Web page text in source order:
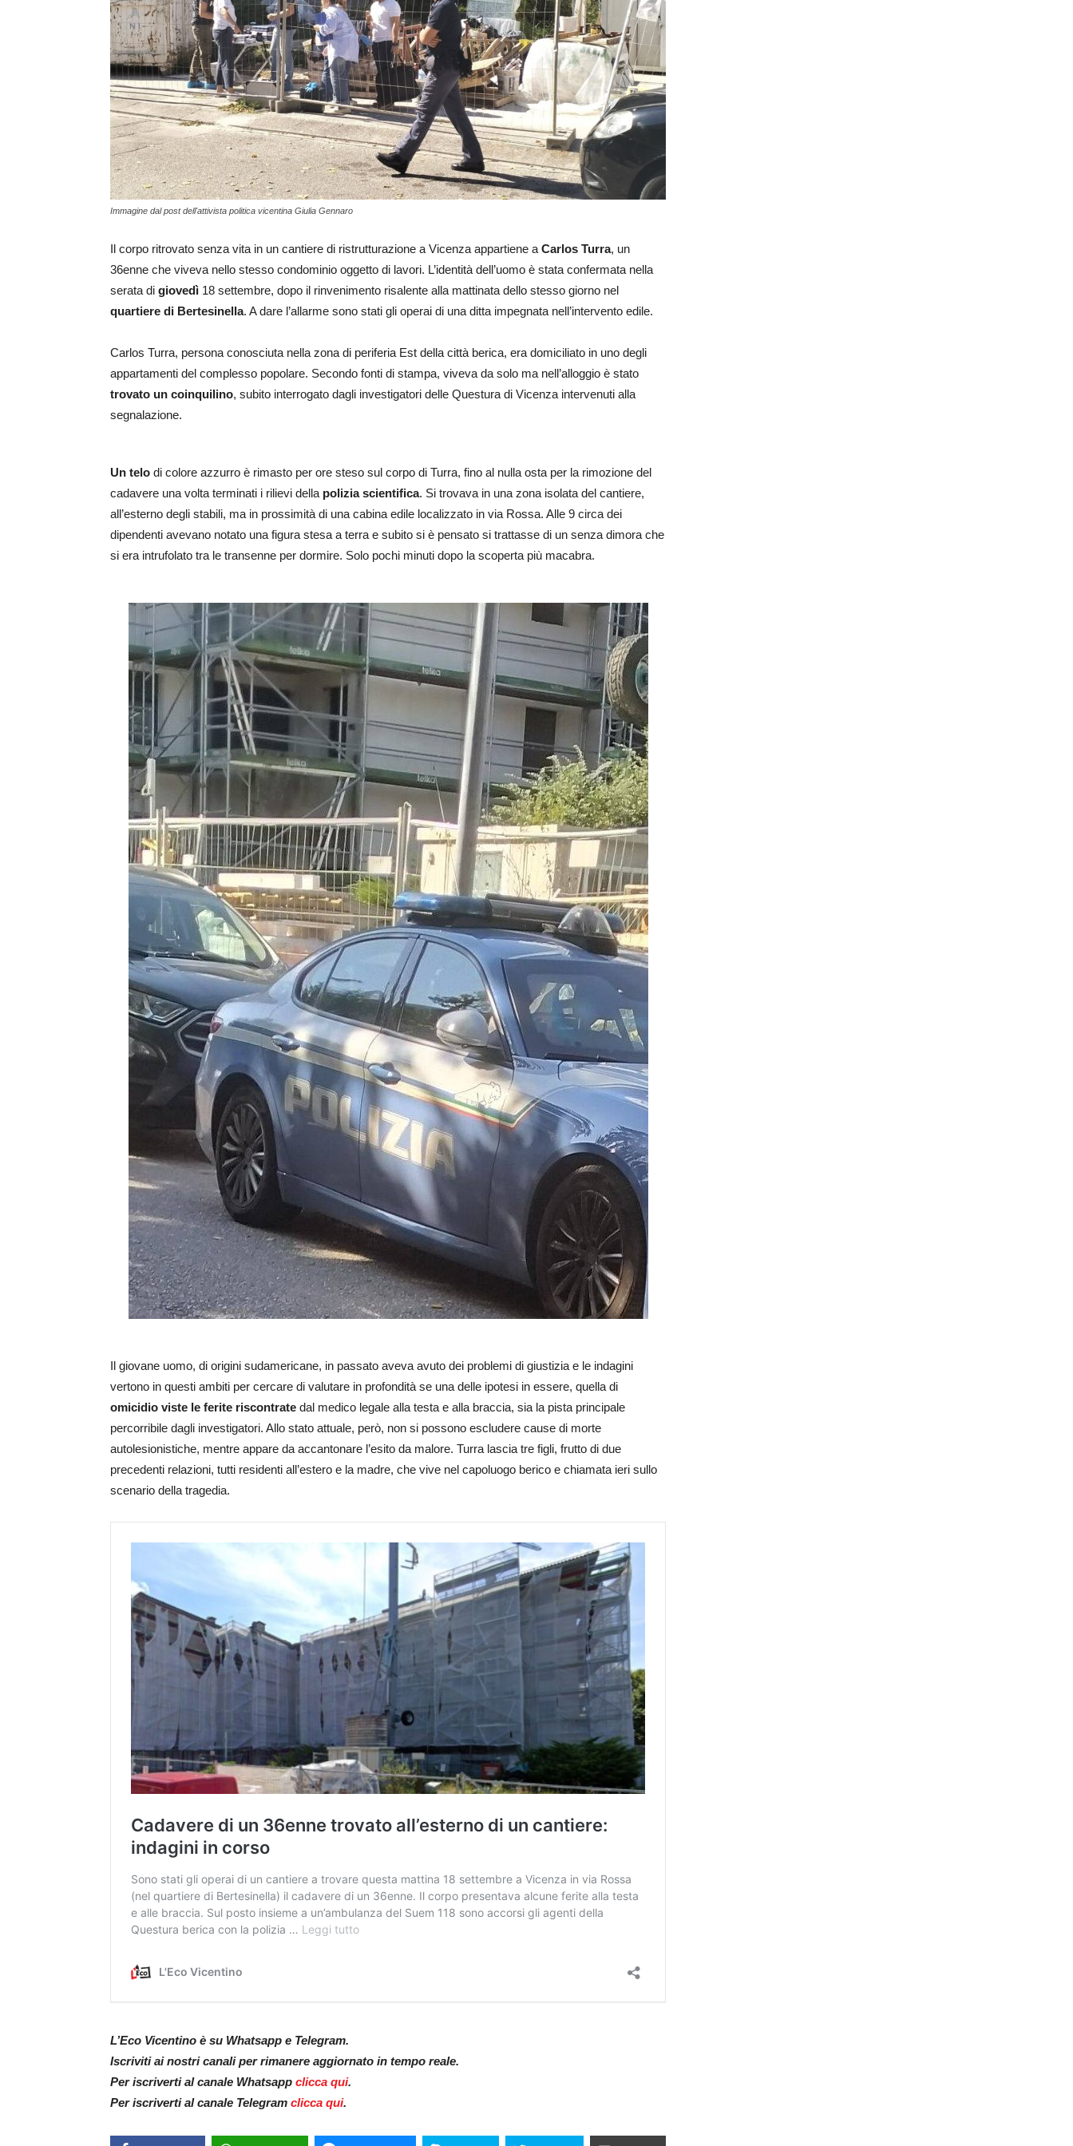
Immagine dal post dell'attivista politica vicentina Giulia Gennaro
Il corpo ritrovato senza vita in un cantiere di ristrutturazione a Vicenza appartiene a Carlos Turra, un
36enne che viveva nello stesso condominio oggetto di lavori. L’identità dell’uomo è stata confermata nella
serata di giovedì 18 settembre, dopo il rinvenimento risalente alla mattinata dello stesso giorno nel
quartiere di Bertesinella. A dare l’allarme sono stati gli operai di una ditta impegnata nell’intervento edile.
Carlos Turra, persona conosciuta nella zona di periferia Est della città berica, era domiciliato in uno degli
appartamenti del complesso popolare. Secondo fonti di stampa, viveva da solo ma nell’alloggio è stato
trovato un coinquilino, subito interrogato dagli investigatori delle Questura di Vicenza intervenuti alla
segnalazione.
Un telo di colore azzurro è rimasto per ore steso sul corpo di Turra, fino al nulla osta per la rimozione del
cadavere una volta terminati i rilievi della polizia scientifica. Si trovava in una zona isolata del cantiere,
all’esterno degli stabili, ma in prossimità di una cabina edile localizzato in via Rossa. Alle 9 circa dei
dipendenti avevano notato una figura stesa a terra e subito si è pensato si trattasse di un senza dimora che
si era intrufolato tra le transenne per dormire. Solo pochi minuti dopo la scoperta più macabra.
Il giovane uomo, di origini sudamericane, in passato aveva avuto dei problemi di giustizia e le indagini
vertono in questi ambiti per cercare di valutare in profondità se una delle ipotesi in essere, quella di
omicidio viste le ferite riscontrate dal medico legale alla testa e alla braccia, sia la pista principale
percorribile dagli investigatori. Allo stato attuale, però, non si possono escludere cause di morte
autolesionistiche, mentre appare da accantonare l’esito da malore. Turra lascia tre figli, frutto di due
precedenti relazioni, tutti residenti all’estero e la madre, che vive nel capoluogo berico e chiamata ieri sullo
scenario della tragedia.
L’Eco Vicentino è su Whatsapp e Telegram.
Iscriviti ai nostri canali per rimanere aggiornato in tempo reale.
Per iscriverti al canale Whatsapp clicca qui.
Per iscriverti al canale Telegram clicca qui.